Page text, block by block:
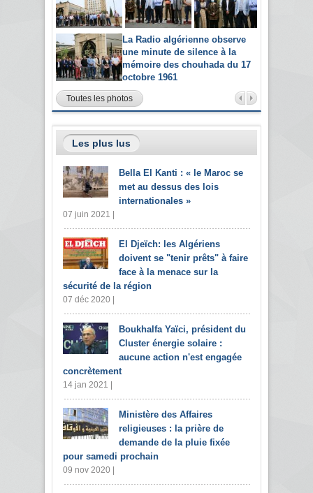
La Radio algérienne observe
une minute de silence à la
mémoire des chouhada du 17
octobre 1961
Toutes les photos
Les plus lus
Bella El Kanti : « le Maroc se
met au dessus des lois
internationales »
07 juin 2021 |
El Djeïch: les Algériens
doivent se "tenir prêts" à faire
face à la menace sur la
sécurité de la région
07 déc 2020 |
Boukhalfa Yaïci, président du
Cluster énergie solaire :
aucune action n'est engagée
concrètement
14 jan 2021 |
Ministère des Affaires
religieuses : la prière de
demande de la pluie fixée
pour samedi prochain
09 nov 2020 |